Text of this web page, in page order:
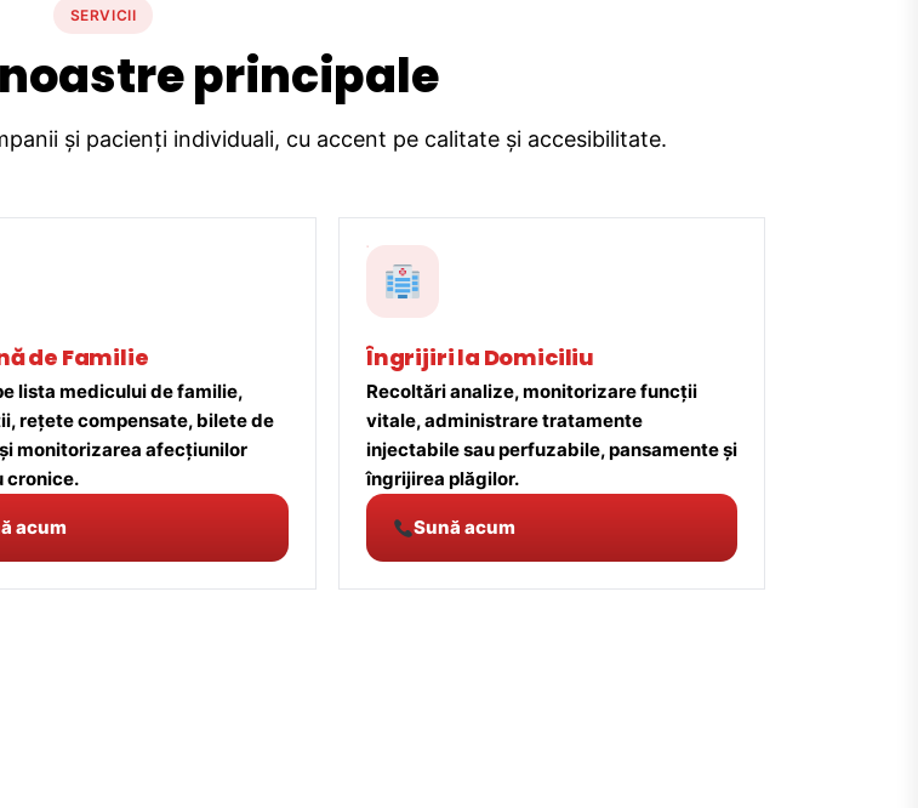
SERVICII
principale
și pacienți individuali, cu accent pe calitate și accesibilitate.
de Familie
lista medicului de familie,
rețete compensate, bilete de
monitorizarea afecțiunilor
cronice.
acum
Îngrijiri la Domiciliu
Recoltări analize, monitorizare funcții
vitale, administrare tratamente
injectabile sau perfuzabile, pansamente și
îngrijirea plăgilor.
Sună acum